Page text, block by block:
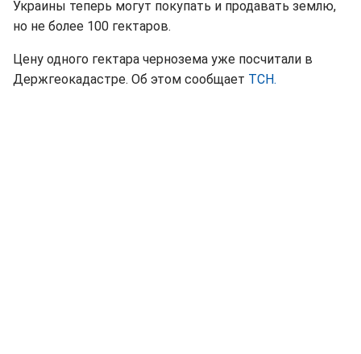
Украины теперь могут покупать и продавать землю,
но не более 100 гектаров.
Цену одного гектара чернозема уже посчитали в
Держгеокадастре. Об этом сообщает ТСН.